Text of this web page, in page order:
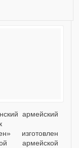
изготовлен
армейской